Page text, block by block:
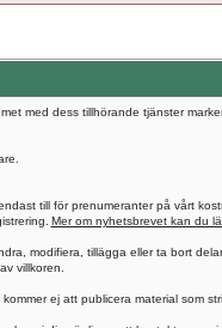
med dess tillhörande tjänster
till för prenumeranter på vårt
Mer om nyhetsbrevet kan du
modifiera, tillägga eller ta bort
villkoren.
ej att publicera material som